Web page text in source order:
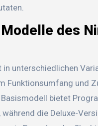
des
in unterschiedlichen
Funktionsumfang und
bietet
die Deluxe-